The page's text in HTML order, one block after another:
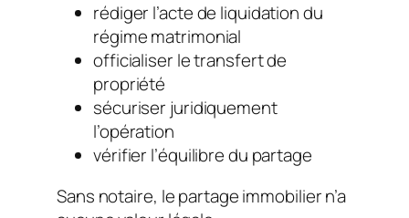
rédiger l’acte de liquidation du
régime matrimonial
officialiser le transfert de
propriété
sécuriser juridiquement
l’opération
vérifier l’équilibre du partage
Sans notaire, le partage immobilier n’a